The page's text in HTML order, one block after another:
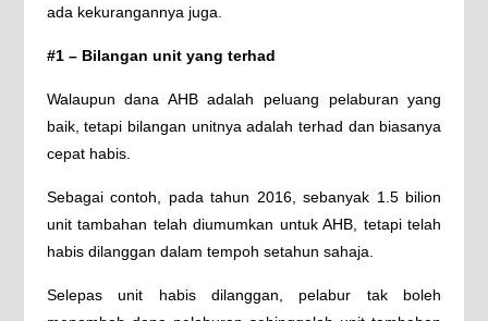
ada kekurangannya juga.
#1 – Bilangan unit yang terhad
Walaupun dana AHB adalah peluang pelaburan yang
baik, tetapi bilangan unitnya adalah terhad dan biasanya
cepat habis.
Sebagai contoh, pada tahun 2016, sebanyak 1.5 bilion
unit tambahan telah diumumkan untuk AHB, tetapi telah
habis dilanggan dalam tempoh setahun sahaja.
Selepas unit habis dilanggan, pelabur tak boleh